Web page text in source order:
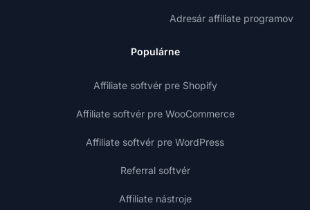
Adresár affiliate programov
Populárne
Affiliate softvér pre Shopify
Affiliate softvér pre WooCommerce
Affiliate softvér pre WordPress
Referral softvér
Affiliate nástroje